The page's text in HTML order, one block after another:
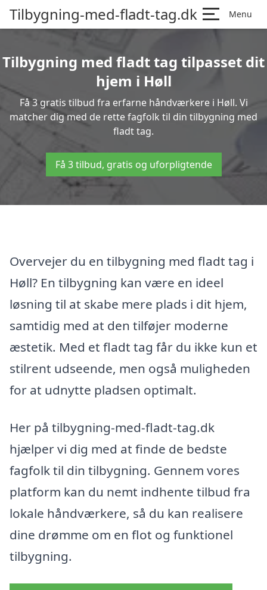
Tilbygning-med-fladt-tag.dk Menu
Tilbygning med fladt tag tilpasset dit
hjem i Høll
Få 3 gratis tilbud fra erfarne håndværkere i Høll. Vi
matcher dig med de rette fagfolk til din tilbygning med
fladt tag.
Få 3 tilbud, gratis og uforpligtende
Overvejer du en tilbygning med fladt tag i
Høll? En tilbygning kan være en ideel
løsning til at skabe mere plads i dit hjem,
samtidig med at den tilføjer moderne
æstetik. Med et fladt tag får du ikke kun et
stilrent udseende, men også muligheden
for at udnytte pladsen optimalt.
Her på tilbygning-med-fladt-tag.dk
hjælper vi dig med at finde de bedste
fagfolk til din tilbygning. Gennem vores
platform kan du nemt indhente tilbud fra
lokale håndværkere, så du kan realisere
dine drømme om en flot og funktionel
tilbygning.